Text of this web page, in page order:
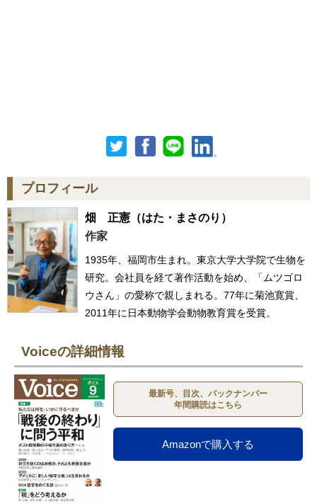
プロフィール
畑 正憲 （はた・まさのり）
作家
1935年、福岡市生まれ。東京大学大学院で生物を
研究。会社員を経て著作活動を始め、「ムツゴロ
ウさん」の愛称で親しまれる。77年に菊池寛賞、
2011年に日本動物学会動物教育賞を受賞。
Voiceの詳細情報
最新号、目次、バックナンバー
年間購読はこちら
Amazonで購入する